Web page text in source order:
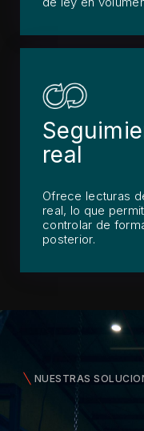
real
Ofrece lecturas
real, lo que
controlar de
posterior.
NUESTRAS